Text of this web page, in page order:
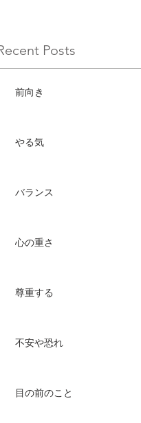
Posts
前向き
やる気
バランス
心の重さ
尊重する
不安や恐れ
目の前のこと